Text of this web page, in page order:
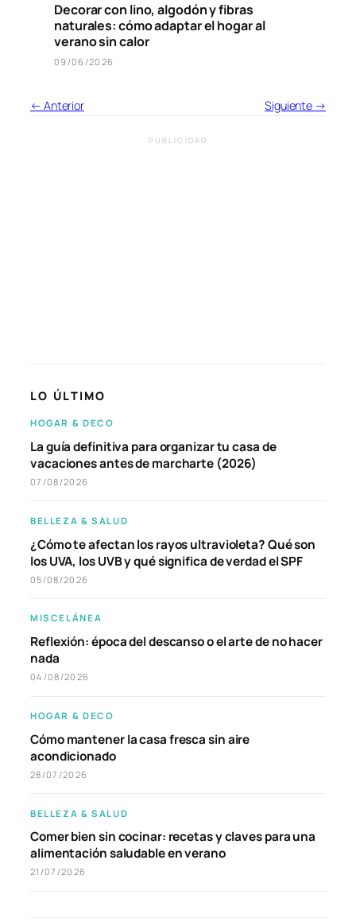
Decorar con lino, algodón y fibras
naturales: cómo adaptar el hogar al
verano sin calor
09/06/2026
← Anterior Siguiente →
PUBLICIDAD
LO ÚLTIMO
HOGAR & DECO
La guía definitiva para organizar tu casa de
vacaciones antes de marcharte (2026)
07/08/2026
BELLEZA & SALUD
¿Cómo te afectan los rayos ultravioleta? Qué son
los UVA, los UVB y qué significa de verdad el SPF
05/08/2026
MISCELÁNEA
Reflexión: época del descanso o el arte de no hacer
nada
04/08/2026
HOGAR & DECO
Cómo mantener la casa fresca sin aire
acondicionado
28/07/2026
BELLEZA & SALUD
Comer bien sin cocinar: recetas y claves para una
alimentación saludable en verano
21/07/2026